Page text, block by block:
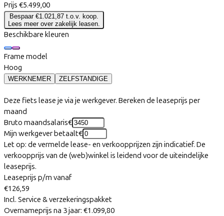
Prijs €5.499,00
Bespaar €1.021,87 t.o.v. koop.
Lees meer over zakelijk leasen.
Beschikbare kleuren
Frame model
Hoog
WERKNEMER ZELFSTANDIGE
Deze fiets lease je via je werkgever. Bereken de leaseprijs per
maand
Bruto maandsalaris€
Mijn werkgever betaalt€
Let op: de vermelde lease- en verkoopprijzen zijn indicatief. De
verkoopprijs van de (web)winkel is leidend voor de uiteindelijke
leaseprijs.
Leaseprijs p/m vanaf
€126,59
Incl. Service & verzekeringspakket
Overnameprijs na 3 jaar: €1.099,80